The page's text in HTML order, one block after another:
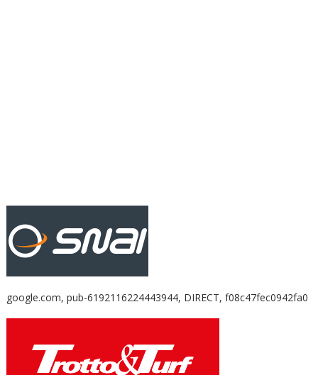
google.com, pub-6192116224443944, DIRECT, f08c47fec0942fa0